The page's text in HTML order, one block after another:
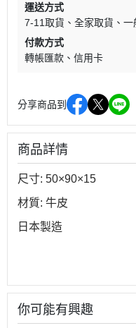
運送方式
7-11取貨
全家取貨 一
付款方式
轉帳匯款
信用卡
分享商品到
商品詳情
尺寸: 50×90×15
材質: 牛皮
日本製造
你可能有興趣